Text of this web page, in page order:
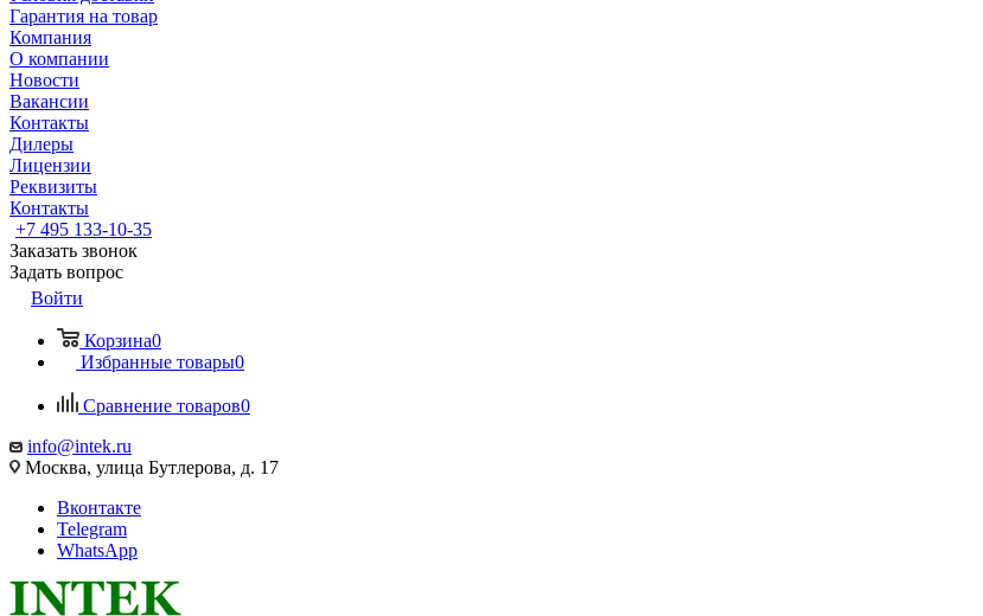
Гарантия на товар
Компания
О компании
Новости
Вакансии
Контакты
Дилеры
Лицензии
Реквизиты
Контакты
+7 495 133-10-35
Заказать звонок
Задать вопрос
Войти
Корзина0
Избранные товары0
Сравнение товаров0
info@intek.ru
Москва, улица Бутлерова, д. 17
Вконтакте
Telegram
WhatsApp